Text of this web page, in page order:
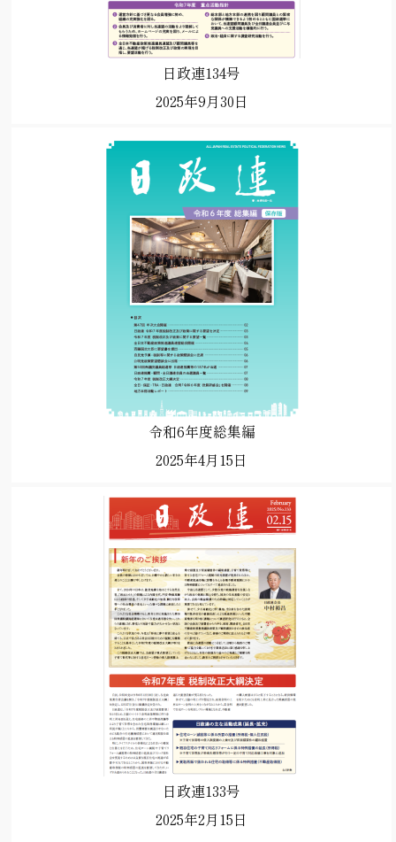
日政連134号
2025年9月30日
令和6年度総集編
2025年4月15日
日政連133号
2025年2月15日